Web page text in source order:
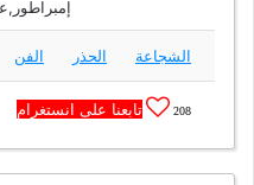
الشجاعة الحذر الفن
208 تابعنا على انستغرام